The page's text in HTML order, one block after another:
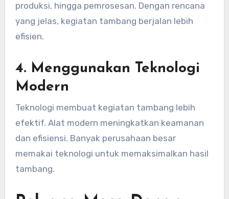
produksi, hingga pemrosesan. Dengan rencana
yang jelas, kegiatan tambang berjalan lebih
efisien.
4. Menggunakan Teknologi
Modern
Teknologi membuat kegiatan tambang lebih
efektif. Alat modern meningkatkan keamanan
dan efisiensi. Banyak perusahaan besar
memakai teknologi untuk memaksimalkan hasil
tambang.